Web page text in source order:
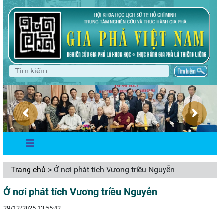
Trang chủ > Ở nơi phát tích Vương triều Nguyễn
Ở nơi phát tích Vương triều Nguyễn